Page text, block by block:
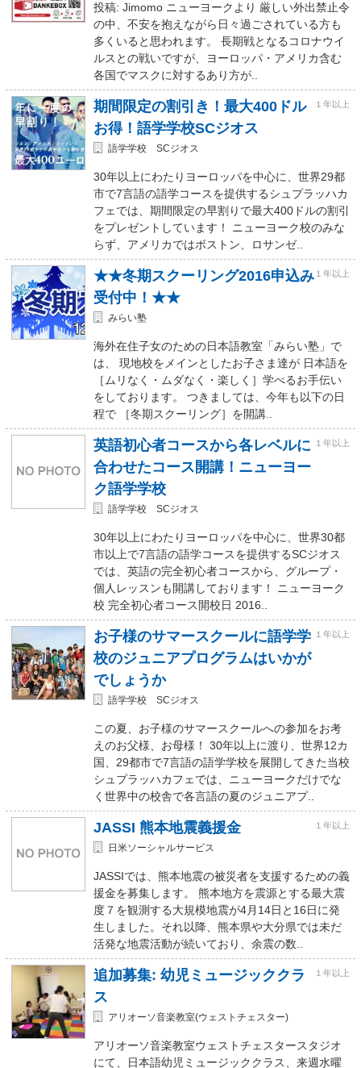
投稿: Jimomo ニューヨークより 厳しい外出禁止令
の中、不安を抱えながら日々過ごされている方も
多くいると思われます。 長期戦となるコロナウイ
ルスとの戦いですが、ヨーロッパ・アメリカ含む
各国でマスクに対するあり方が..
期間限定の割引き！最大400ドル
お得！語学学校SCジオス
１年以上
語学学校 SCジオス
30年以上にわたりヨーロッパを中心に、世界29都
市で7言語の語学コースを提供するシュプラッハカ
フェでは、期間限定の早割りで最大400ドルの割引
をプレゼントしています！ ニューヨーク校のみな
らず、アメリカではボストン、ロサンゼ..
★★冬期スクーリング2016申込み
受付中！★★
１年以上
みらい塾
海外在住子女のための日本語教室「みらい塾」で
は、 現地校をメインとしたお子さま達が 日本語を
［ムリなく・ムダなく・楽しく］学べるお手伝い
をしております。 つきましては、今年も以下の日
程で ［冬期スクーリング］を開講..
英語初心者コースから各レベルに
合わせたコース開講！ニューヨー
ク語学学校
１年以上
語学学校 SCジオス
30年以上にわたりヨーロッパを中心に、世界30都
市以上で7言語の語学コースを提供するSCジオス
では、英語の完全初心者コースから、グループ・
個人レッスンも開講しております！ ニューヨーク
校 完全初心者コース開校日 2016..
お子様のサマースクールに語学学
校のジュニアプログラムはいかが
でしょうか
１年以上
語学学校 SCジオス
この夏、お子様のサマースクールへの参加をお考
えのお父様、お母様！ 30年以上に渡り、世界12カ
国、29都市で7言語の語学学校を展開してきた当校
シュプラッハカフェでは、ニューヨークだけでな
く世界中の校舎で各言語の夏のジュニアプ..
JASSI 熊本地震義援金 １年以上
日米ソーシャルサービス
JASSIでは、熊本地震の被災者を支援するための義
援金を募集します。 熊本地方を震源とする最大震
度７を観測する大規模地震が4月14日と16日に発
生しました。それ以降、熊本県や大分県では未だ
活発な地震活動が続いており、余震の数..
追加募集: 幼児ミュージッククラ
ス
１年以上
アリオーソ音楽教室(ウェストチェスター)
アリオーソ音楽教室ウェストチェスタースタジオ
にて、日本語幼児ミュージッククラス、来週水曜